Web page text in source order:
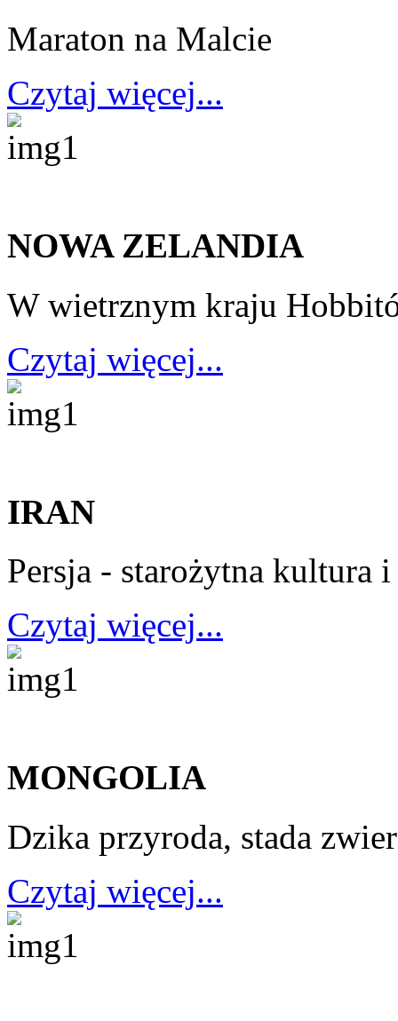
Maraton na Malcie
Czytaj więcej...
NOWA ZELANDIA
W wietrznym kraju
Czytaj więcej...
IRAN
Persja - starożytna kultura
Czytaj więcej...
MONGOLIA
Dzika przyroda, stada
Czytaj więcej...